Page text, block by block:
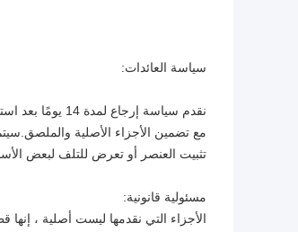
سياسة العائدات:
نقدم سياسة
مع تضمين الأجزاء الأصلية
تثبيت العنصر أو تعرض للتلف لبعض
مسئولية قانونية:
الأجزاء التي نقدمها ليست أصلية ، إنها